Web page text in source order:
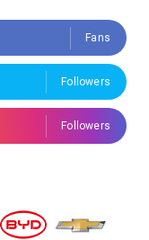
Fans
Followers
Followers